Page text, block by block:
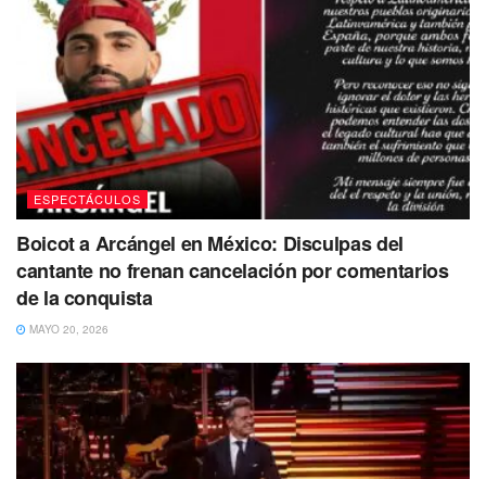
ESPECTÁCULOS
Boicot a Arcángel en México: Disculpas del
cantante no frenan cancelación por comentarios
de la conquista
MAYO 20, 2026